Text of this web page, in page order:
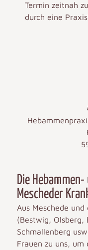
Termin zeitnah
durch eine
Die
Mescheder
Aus Meschede
(Bestwig, Olsberg,
Schmallenberg
Frauen zu uns, um